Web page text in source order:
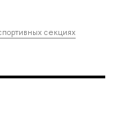
секциях